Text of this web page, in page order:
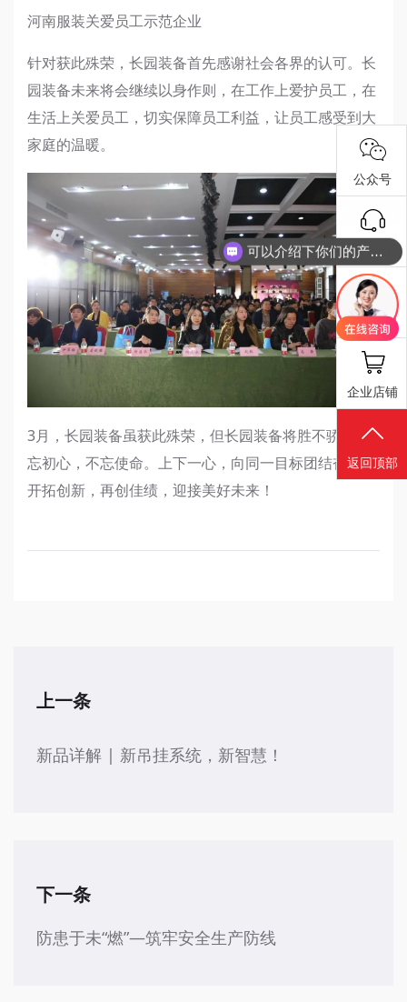
河南服装关爱员工示范企业
针对获此殊荣，长园装备首先感谢社会各界的认可。长
园装备未来将会继续以身作则，在工作上爱护员工，在
生活上关爱员工，切实保障员工利益，让员工感受到大
家庭的温暖。
3月，长园装备虽获此殊荣，但长园装备将胜不骄，不
忘初心，不忘使命。上下一心，向同一目标团结奋进，
开拓创新，再创佳绩，迎接美好未来！
上一条
新品详解 | 新吊挂系统，新智慧！
下一条
防患于未“燃”—筑牢安全生产防线
公众号
抖音号
报修工单
企业店铺
返回顶部
可以介绍下你们的产品么